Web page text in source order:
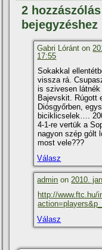
2
bejegyzéshez
Gabri Lóránt on
17:55
Sokakkal
vissza rá.
is szivesen
Bajevskit. Rúgott
Diósgyőrben,
biciklicselek….
4-1-re vertük a
nagyon szép gólt
most vele???
Válasz
admin on2010.
http://www.ftc.hu/
Válasz